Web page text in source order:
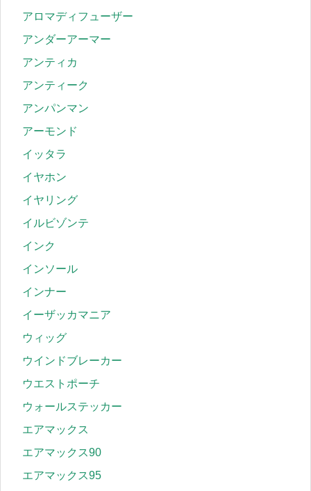
アロマディフューザー
アンダーアーマー
アンティカ
アンティーク
アンパンマン
アーモンド
イッタラ
イヤホン
イヤリング
イルビゾンテ
インク
インソール
インナー
イーザッカマニア
ウィッグ
ウインドブレーカー
ウエストポーチ
ウォールステッカー
エアマックス
エアマックス90
エアマックス95